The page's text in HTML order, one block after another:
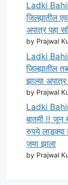
Ladki
जिल्ह्यातील
अपात्र पहा
by Prajwal
Ladki
जिल्ह्यातील
झाल्या अपात्र
by Prajwal
Ladki
बातमी !! जून
रुपये लाडक्या
जमा झाला
by Prajwal